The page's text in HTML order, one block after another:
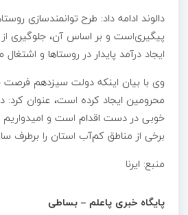
دالوند ادامه داد: طرح توانمندسازی
پیگیری‌است و بر اساس آن، جلوگیری
ایجاد درآمد پایدار در روستاها و
وی با بیان اینکه دولت سیزدهم
محرومین ایجاد کرده است، عنوان کرد:
خوبی در دست اقدام است و
برخی از مناطق کم‌آب استان را برطرف
منبع: ایرنا
پایگاه خبری پاعلم – بساطی